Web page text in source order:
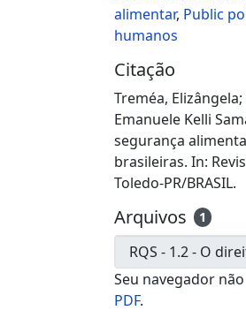
alimentar, Public
humanos
Citação
Treméa,
Emanuele Kelli
segurança
brasileiras. In:
Toledo-PR/BRASIL.
Arquivos 1
Seu navegador
PDF.